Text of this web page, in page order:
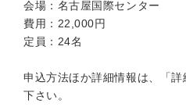
会場：名古屋国際センター
費用：22,000円
定員：24名
申込方法ほか詳細情報は、「
下さい。